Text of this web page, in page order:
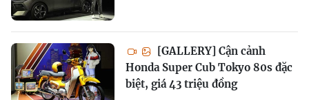
[GALLERY] Cận cảnh
Honda Super Cub Tokyo 80s đặc
biệt, giá 43 triệu đồng